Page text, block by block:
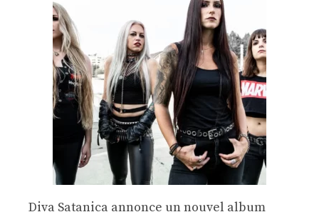
Diva Satanica annonce un nouvel album